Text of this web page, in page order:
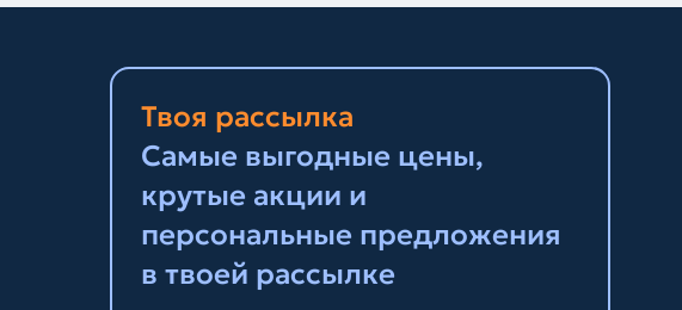
Твоя рассылка
Самые выгодные цены,
крутые акции и
персональные предложения
в твоей рассылке